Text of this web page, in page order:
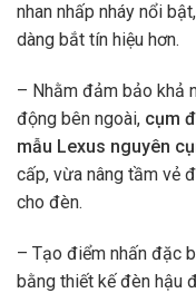
nhan nhấp nháy nổi
dàng bắt tín hiệu hơn.
– Nhằm đảm bảo khả
động bên ngoài, cụm
mẫu Lexus nguyên
cấp, vừa nâng tầm vẻ
cho đèn.
– Tạo điểm nhấn đặc
bằng thiết kế đèn hậu